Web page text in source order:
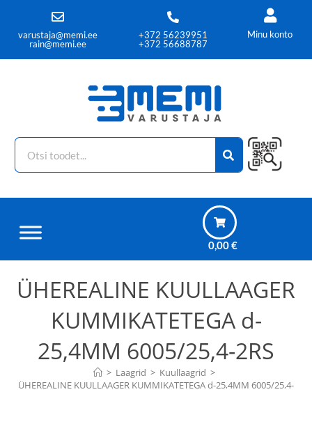
varustaja@memi.ee
rain@memi.ee
+372 56239951
+372 56688787
Minu konto
0,00€
ÜHEREALINE KUULLAAGER
KUMMIKATETEGA d-
25,4MM 6005/25,4-2RS
> Laagrid > Kuullaagrid >
ÜHEREALINE KUULLAAGER KUMMIKATETEGA d-25,4MM 6005/25,4-